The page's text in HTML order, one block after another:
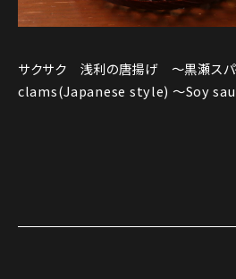
サクサク 浅利の唐揚げ ～黒瀬ス
clams(Japanese style) ～Soy